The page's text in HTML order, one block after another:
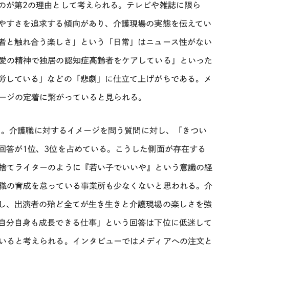
が第2の理由として考えられる。テレビや雑誌に限ら
さを追求する傾向があり、介護現場の実態を伝えてい
と触れ合う楽しさ」という「日常」はニュース性がない
精神で独居の認知症高齢者をケアしている」といった
している」などの「悲劇」に仕立て上げがちである。メ
の定着に繋がっていると見られる。
介護職に対するイメージを問う質問に対し、「きつい
答が1位、3位を占めている。こうした側面が存在する
てライターのように『若い子でいいや』という意識の経
の育成を怠っている事業所も少なくないと思われる。介
出演者の殆ど全てが生き生きと介護現場の楽しさを強
自身も成長できる仕事」という回答は下位に低迷して
と考えられる。インタビューではメディアへの注文と